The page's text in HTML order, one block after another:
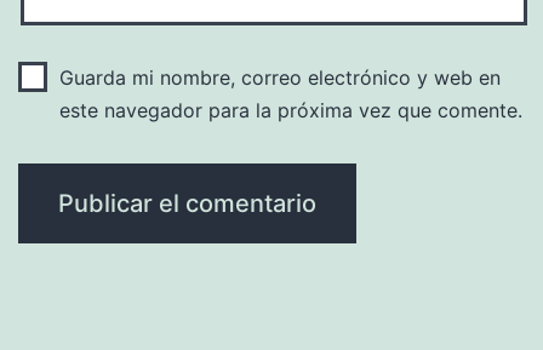
Guarda mi nombre, correo electrónico y web en
este navegador para la próxima vez que comente.